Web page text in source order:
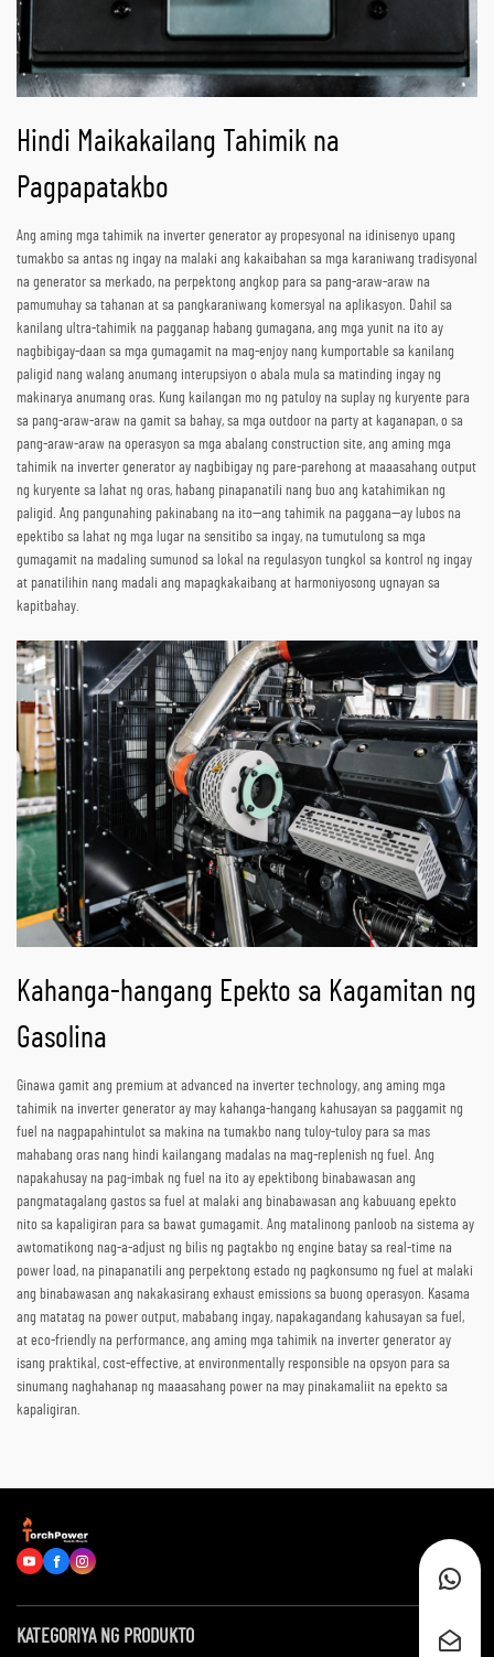
Hindi Maikakailang Tahimik na
Pagpapatakbo
Ang aming mga tahimik na inverter generator ay propesyonal na idinisenyo upang
tumakbo sa antas ng ingay na malaki ang kakaibahan sa mga karaniwang tradisyonal
na generator sa merkado, na perpektong angkop para sa pang-araw-araw na
pamumuhay sa tahanan at sa pangkaraniwang komersyal na aplikasyon. Dahil sa
kanilang ultra-tahimik na pagganap habang gumagana, ang mga yunit na ito ay
nagbibigay-daan sa mga gumagamit na mag-enjoy nang kumportable sa kanilang
paligid nang walang anumang interupsiyon o abala mula sa matinding ingay ng
makinarya anumang oras. Kung kailangan mo ng patuloy na suplay ng kuryente para
sa pang-araw-araw na gamit sa bahay, sa mga outdoor na party at kaganapan, o sa
pang-araw-araw na operasyon sa mga abalang construction site, ang aming mga
tahimik na inverter generator ay nagbibigay ng pare-parehong at maaasahang output
ng kuryente sa lahat ng oras, habang pinapanatili nang buo ang katahimikan ng
paligid. Ang pangunahing pakinabang na ito—ang tahimik na paggana—ay lubos na
epektibo sa lahat ng mga lugar na sensitibo sa ingay, na tumutulong sa mga
gumagamit na madaling sumunod sa lokal na regulasyon tungkol sa kontrol ng ingay
at panatilihin nang madali ang mapagkakaibang at harmoniyosong ugnayan sa
kapitbahay.
Kahanga-hangang Epekto sa Kagamitan ng
Gasolina
Ginawa gamit ang premium at advanced na inverter technology, ang aming mga
tahimik na inverter generator ay may kahanga-hangang kahusayan sa paggamit ng
fuel na nagpapahintulot sa makina na tumakbo nang tuloy-tuloy para sa mas
mahabang oras nang hindi kailangang madalas na mag-replenish ng fuel. Ang
napakahusay na pag-imbak ng fuel na ito ay epektibong binabawasan ang
pangmatagalang gastos sa fuel at malaki ang binabawasan ang kabuuang epekto
nito sa kapaligiran para sa bawat gumagamit. Ang matalinong panloob na sistema ay
awtomatikong nag-a-adjust ng bilis ng pagtakbo ng engine batay sa real-time na
power load, na pinapanatili ang perpektong estado ng pagkonsumo ng fuel at malaki
ang binabawasan ang nakakasirang exhaust emissions sa buong operasyon. Kasama
ang matatag na power output, mababang ingay, napakagandang kahusayan sa fuel,
at eco-friendly na performance, ang aming mga tahimik na inverter generator ay
isang praktikal, cost-effective, at environmentally responsible na opsyon para sa
sinumang naghahanap ng maaasahang power na may pinakamaliit na epekto sa
kapaligiran.
KATEGORIYA NG PRODUKTO